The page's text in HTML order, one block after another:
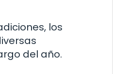
los
del año.